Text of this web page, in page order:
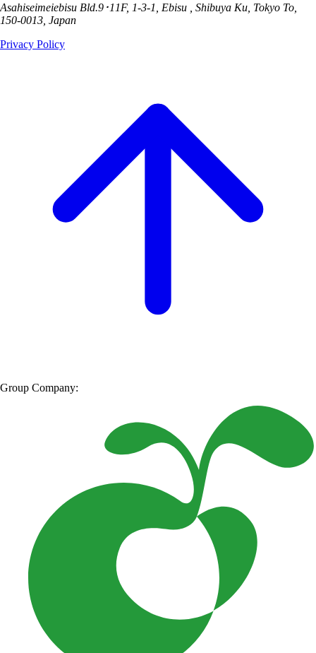
Asahiseimeiebisu Bld.9･11F, 1-3-1, Ebisu , Shibuya Ku, Tokyo To,
150-0013, Japan
Privacy Policy
Group Company: